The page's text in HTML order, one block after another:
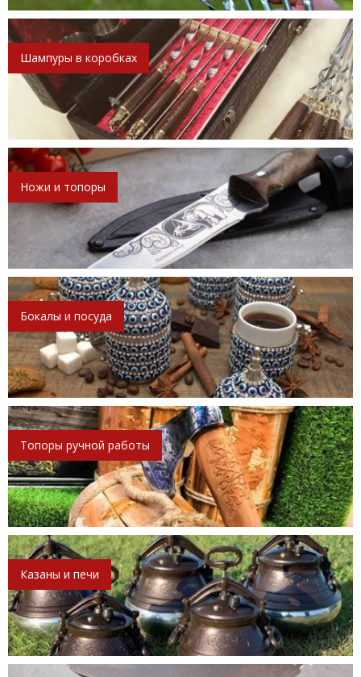
Шампуры в коробках
Ножи и топоры
Бокалы и посуда
Топоры ручной работы
Казаны и печи